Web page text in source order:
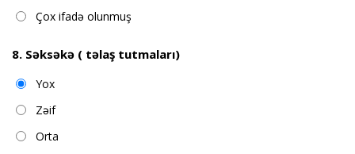
Çox ifadə olunmuş
8. Səksəkə ( təlaş tutmaları)
Yox
Zəif
Orta